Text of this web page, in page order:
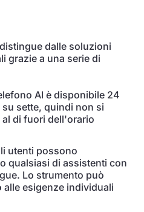
dalle soluzioni
grazie a una serie di
AI è disponibile 24
sette, quindi non si
di fuori dell'orario
utenti possono
qualsiasi di assistenti con
Lo strumento può
esigenze individuali